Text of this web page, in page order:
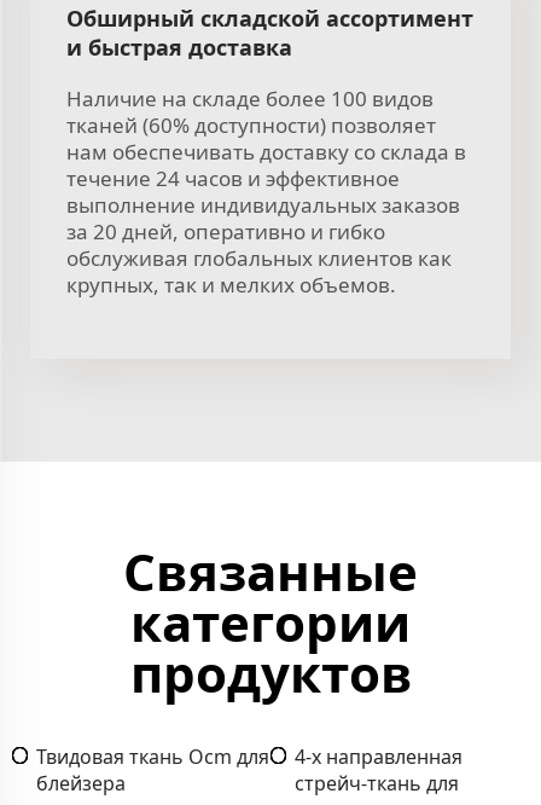
Обширный складской ассортимент
и быстрая доставка
Наличие на складе более 100 видов
тканей (60% доступности) позволяет
нам обеспечивать доставку со склада в
течение 24 часов и эффективное
выполнение индивидуальных заказов
за 20 дней, оперативно и гибко
обслуживая глобальных клиентов как
крупных, так и мелких объемов.
Связанные
категории
продуктов
Твидовая ткань Ocm для
блейзера
4-х направленная
стрейч-ткань для